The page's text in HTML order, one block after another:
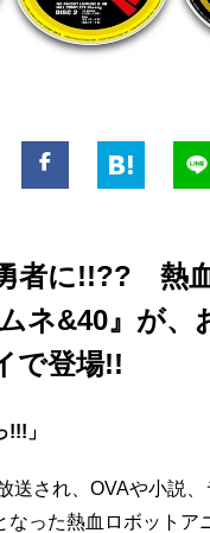
者に!!?? 熱
ネ&40』が、
で登場!!
」
送され、OVAや小説
った熱血ロボットア